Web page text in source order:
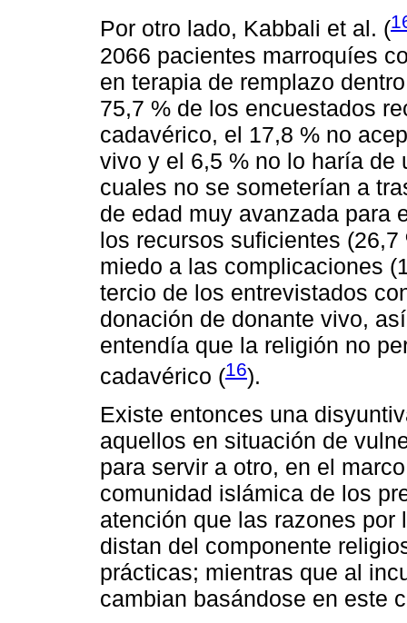
Por otro lado, Kabbali et al. (
2066 pacientes marroquíes
en terapia de remplazo
75,7 % de los encuestados
cadavérico, el 17,8 % no
vivo y el 6,5 % no lo haría de
cuales no se someterían a
de edad muy avanzada para
los recursos suficientes
miedo a las complicaciones
tercio de los entrevistados
donación de donante vivo,
entendía que la religión no
cadavérico (16).
Existe entonces una
aquellos en situación de
para servir a otro, en el
comunidad islámica de los
atención que las razones
distan del componente
prácticas; mientras que al
cambian basándose en este